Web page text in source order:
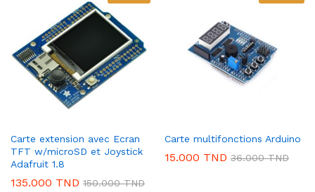
Carte extension avec Ecran
TFT w/microSD et Joystick
Adafruit 1.8
135.000 TND 150.000TND
Carte multifonctions Arduino
15.000 TND 36.000TND